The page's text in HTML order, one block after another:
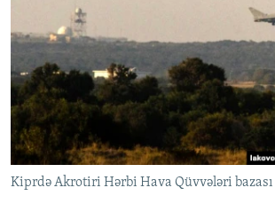
Kiprdə Akrotiri Hərbi Hava Qüvvələri bazası